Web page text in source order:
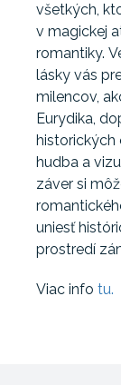
všetkých,
v magickej
romantiky.
lásky vás
milencov,
Eurydika,
historických
hudba a
záver si
uniesť
prostredí
Viac info tu.